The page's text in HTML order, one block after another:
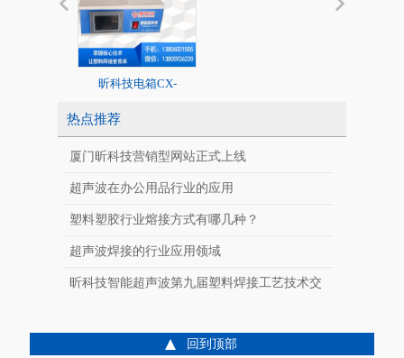
昕科技电箱CX-
2020/1526系列
全自动智能超声波
热点推荐
厦门昕科技营销型网站正式上线
超声波在办公用品行业的应用
塑料塑胶行业熔接方式有哪几种？
超声波焊接的行业应用领域
昕科技智能超声波第九届塑料焊接工艺技术交
回到顶部